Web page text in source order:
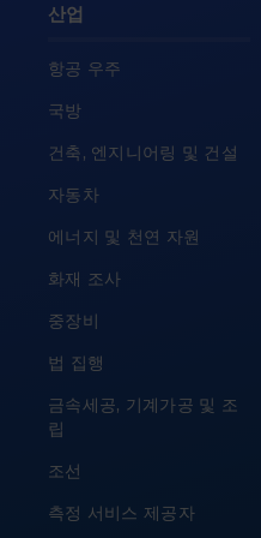
산업
항공 우주
국방
건축, 엔지니어링 및 건설
자동차
에너지 및 천연 자원
화재 조사
중장비
법 집행
금속세공, 기계가공 및 조
립
조선
측정 서비스 제공자